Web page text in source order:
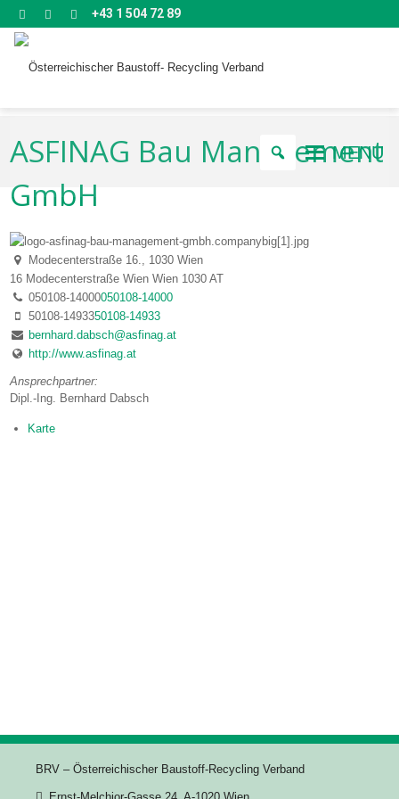
+43 1 504 72 89
MENU
ASFINAG Bau Management
GmbH
Modecenterstraße 16., 1030 Wien
16 Modecenterstraße Wien Wien 1030 AT
050108-14000050108-14000
50108-1493350108-14933
bernhard.dabsch@asfinag.at
http://www.asfinag.at
Ansprechpartner:
Dipl.-Ing. Bernhard Dabsch
Karte
BRV – Österreichischer Baustoff-Recycling Verband